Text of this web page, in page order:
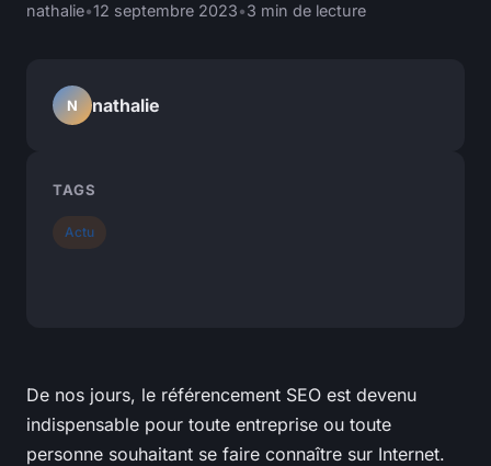
nathalie•12 septembre 2023•3 min de lecture
De nos jours, le référencement SEO est devenu
indispensable pour toute entreprise ou toute
personne souhaitant se faire connaître sur Internet.
N nathalie
TAGS
Actu